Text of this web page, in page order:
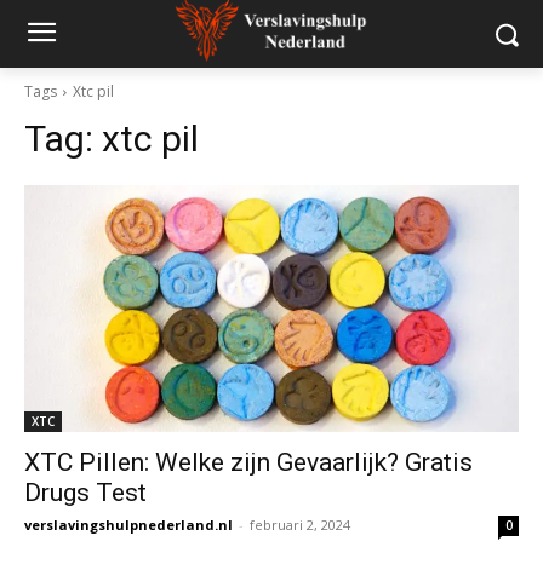
Tags Xtc pil
Tag: xtc pil
XTC
XTC Pillen: Welke zijn Gevaarlijk? Gratis
Drugs Test
verslavingshulpnederland.nl - februari 2, 2024 0